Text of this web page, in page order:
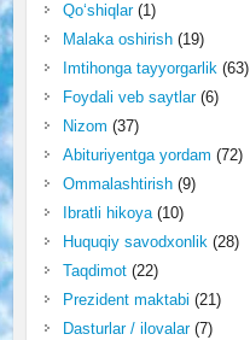
Qo‘shiqlar(1)
Malaka oshirish(19)
Imtihonga tayyorgarlik(63)
Foydali veb saytlar(6)
Nizom (37)
Abituriyentga yordam (72)
Ommalashtirish(9)
Ibratli hikoya(10)
Huquqiy savodxonlik(28)
Taqdimot(22)
Prezident maktabi (21)
Dasturlar / ilovalar(7)